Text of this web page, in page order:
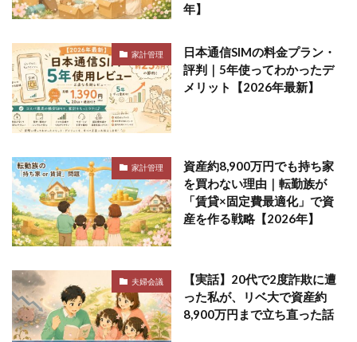
年】
家計管理
日本通信SIMの料金プラン・
評判｜5年使ってわかったデ
メリット【2026年最新】
家計管理
資産約8,900万円でも持ち家
を買わない理由｜転勤族が
「賃貸×固定費最適化」で資
産を作る戦略【2026年】
夫婦会議
【実話】20代で2度詐欺に遭
った私が、リベ大で資産約
8,900万円まで立ち直った話